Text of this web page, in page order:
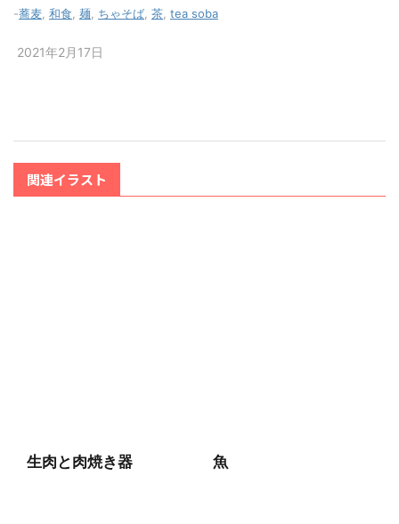
-蕎麦 和食 麺 ちゃそば 茶 tea soba
2021年2月17日
関連イラスト
生肉と肉焼き器 魚